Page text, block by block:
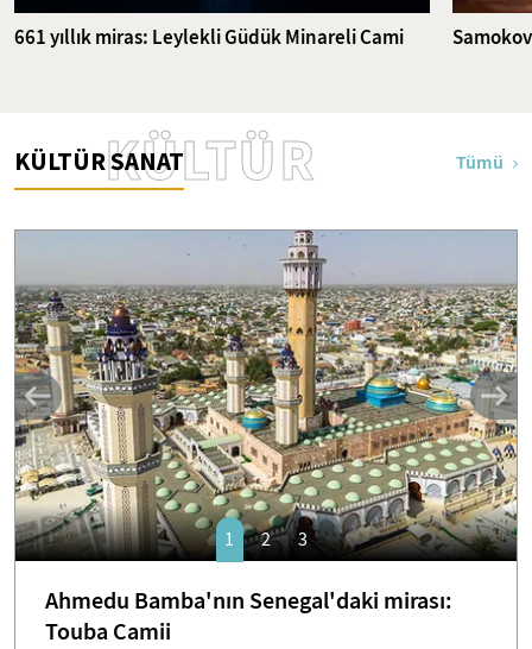
661 yıllık miras: Leylekli Güdük Minareli Cami
KÜLTÜR SANATKÜLTÜR
SANAT
Tümü
Ahmedu Bamba'nın Senegal'daki mirası:
Touba Camii
1 2 3